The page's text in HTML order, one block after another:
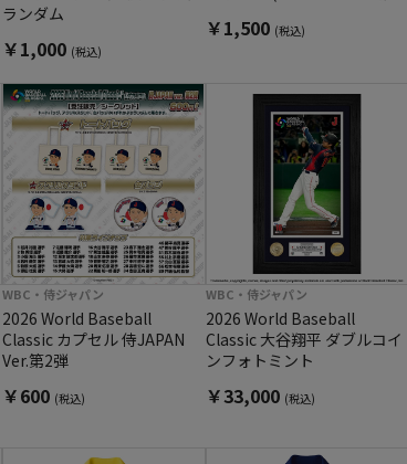
ランダム
￥1,000 (税込)
￥1,500 (税込)
WBC・侍ジャパン
2026 World Baseball
Classic カプセル 侍JAPAN
Ver.第2弾
￥600 (税込)
WBC・侍ジャパン
2026 World Baseball
Classic 大谷翔平 ダブルコイ
ンフォトミント
￥33,000 (税込)